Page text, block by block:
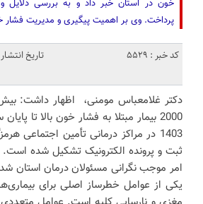
خون در استان خبر داد و به بررسی دلایل
پرداخت. وی بر اهمیت پیگیری و مدیریت فشار
کد خبر : 5529
دکتر غلامعباس مومنی، اظهار داشت:
2000 بیمار مبتلا به فشار خون بالا تا
1403 در مراکز درمانی تأمین اجتماعی
ثبت و پرونده الکترونیک تشکیل شده است.
امر موجب نگرانی مسئولان درمان استان
یکی از عوامل خطرساز اصلی برای